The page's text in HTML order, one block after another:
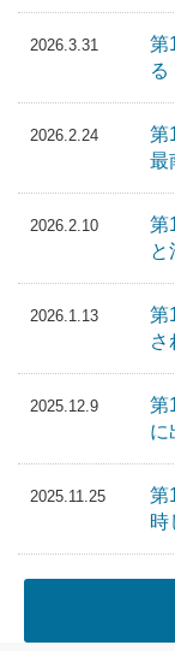
2026.3.31
第
る
2026.2.24
第
最
2026.2.10
第
と
2026.1.13
第
さ
2025.12.9
第
に
2025.11.25
第
時